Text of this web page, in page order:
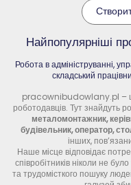
Найпопулярніші
Робота в адмініструванні,
складський
pracownibudowlany.pl – це
роботодавців. Тут знайдуть
металомонтажник,
будівельник, оператор,
інших,
Наше місце відповідає
співробітників ніколи не
та трудомісткого пошуку